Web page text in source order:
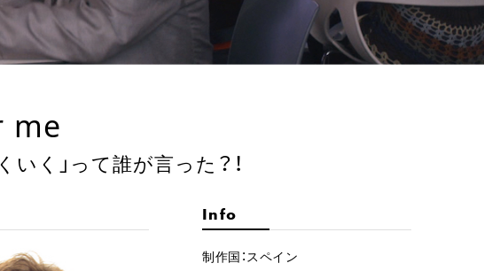
me
く」って誰が言った？！
Info
制作国：スペイン